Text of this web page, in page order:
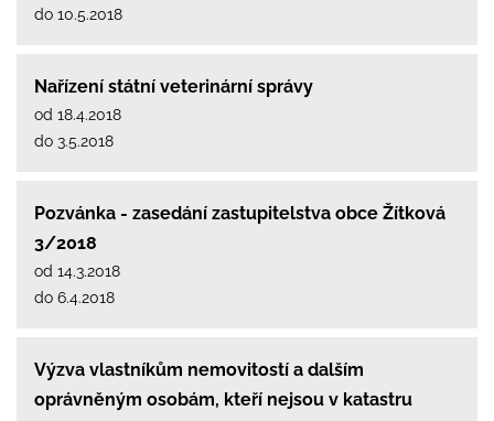
do 10.5.2018
Nařízení státní veterinární správy
od 18.4.2018
do 3.5.2018
Pozvánka - zasedání zastupitelstva obce Žítková
3/2018
od 14.3.2018
do 6.4.2018
Výzva vlastníkům nemovitostí a dalším
oprávněným osobám, kteří nejsou v katastru